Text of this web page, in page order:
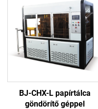
BJ-CHX-L papírtálca
göndörítő géppel